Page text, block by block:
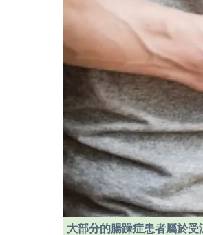
大部分的腸躁症患者屬於